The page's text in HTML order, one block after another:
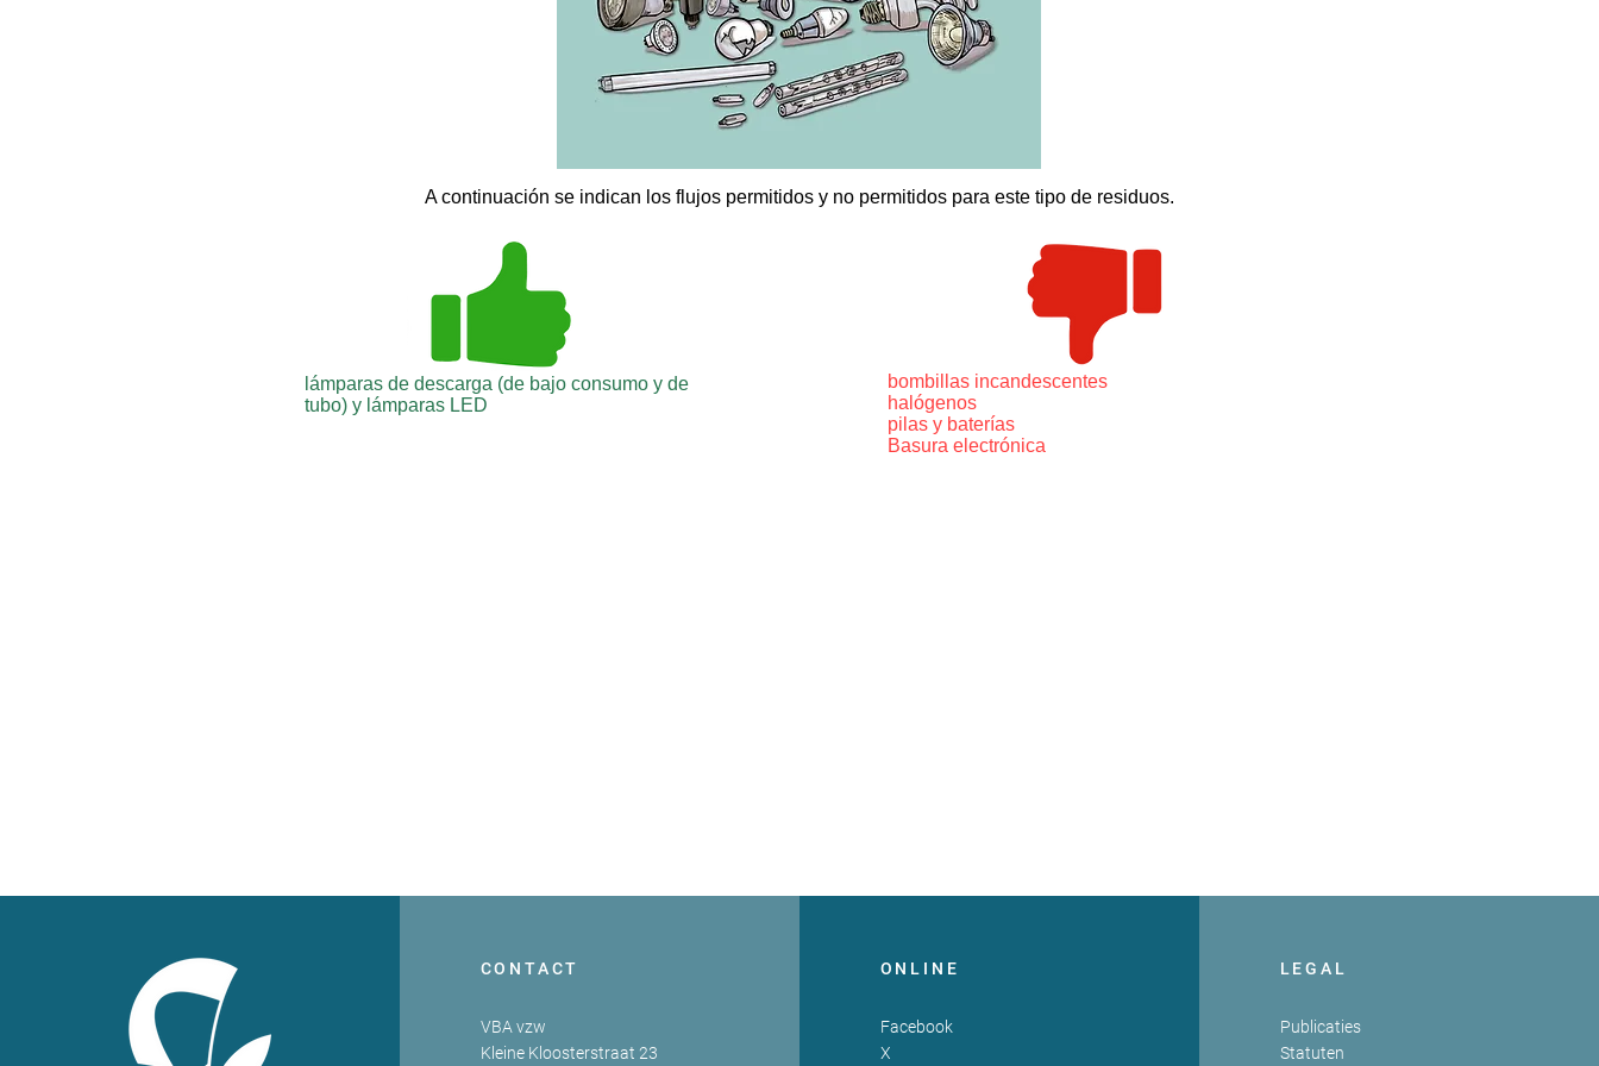
A continuación se indican los flujos permitidos y no permitidos para este tipo de residuos.
lámparas de descarga (de bajo consumo y de
tubo) y lámparas LED
bombillas incandescentes
halógenos
pilas y baterías
Basura electrónica
CONTACT
VBA vzw
Kleine Kloosterstraat 23
ONLINE
Facebook
X
LEGAL
Publicaties
Statuten